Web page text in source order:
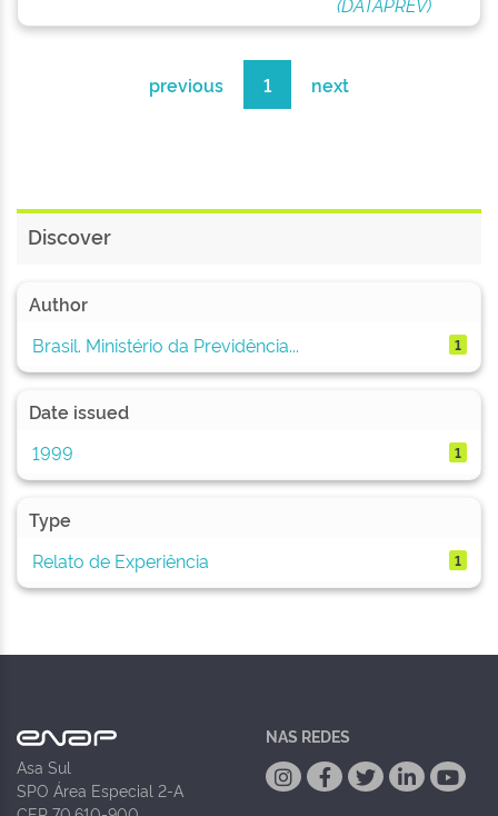
previous 1 next
Discover
Author
Brasil. Ministério da Previdência...
1
Date issued
1999
1
Type
Relato de Experiência
1
Asa Sul
SPO Área Especial 2-A
NAS REDES